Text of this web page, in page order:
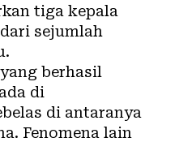
tiga kepala
sejumlah
berhasil
di
di antaranya
Fenomena lain